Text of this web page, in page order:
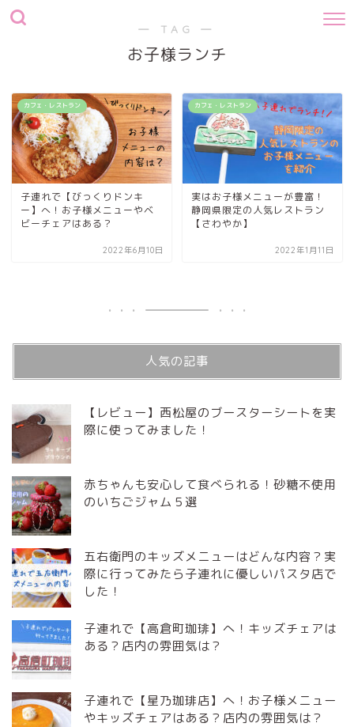
― TAG ―
お子様ランチ
カフェ・レストラン
子連れで【びっくりドンキ
ー】へ！お子様メニューやベ
ビーチェアはある？
2022年6月10日
カフェ・レストラン
実はお子様メニューが豊富！
静岡県限定の人気レストラン
【さわやか】
2022年1月11日
人気の記事
【レビュー】西松屋のブースターシートを実
際に使ってみました！
赤ちゃんも安心して食べられる！砂糖不使用
のいちごジャム５選
五右衛門のキッズメニューはどんな内容？実
際に行ってみたら子連れに優しいパスタ店で
した！
子連れで【高倉町珈琲】へ！キッズチェアは
ある？店内の雰囲気は？
子連れで【星乃珈琲店】へ！お子様メニュー
やキッズチェアはある？店内の雰囲気は？